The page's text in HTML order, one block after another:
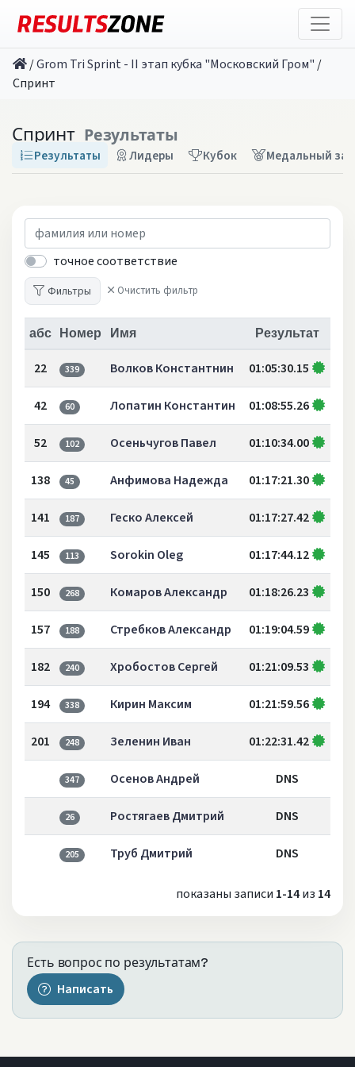
/Grom Tri Sprint - II этап кубка "Московский Гром" /
Спринт
Спринт Результаты
Результаты Лидеры Кубок Медальный
точное соответствие
Фильтры Очистить фильтр
абс Номер Имя Результат
22 339 Волков Константнин 01:05:30.15
42 60 Лопатин Константин 01:08:55.26
52 102 Осеньчугов Павел 01:10:34.00
138 45 Анфимова Надежда 01:17:21.30
141 187 Геско Алексей 01:17:27.42
145 113 Sorokin Oleg 01:17:44.12
150 268 Комаров Александр 01:18:26.23
157 188 Стребков Александр 01:19:04.59
182 240 Хробостов Сергей 01:21:09.53
194 338 Кирин Максим 01:21:59.56
201 248 Зеленин Иван 01:22:31.42
347 Осенов Андрей DNS
26 Ростягаев Дмитрий DNS
205 Труб Дмитрий DNS
показаны записи 1-14из 14
Есть вопрос по результатам?
Написать